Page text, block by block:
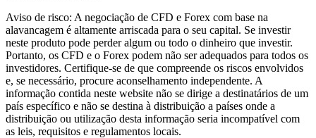
Aviso de risco: A negociação de CFD e Forex com base na
alavancagem é altamente arriscada para o seu capital. Se investir
neste produto pode perder algum ou todo o dinheiro que investir.
Portanto, os CFD e o Forex podem não ser adequados para todos os
investidores. Certifique-se de que compreende os riscos envolvidos
e, se necessário, procure aconselhamento independente. A
informação contida neste website não se dirige a destinatários de um
país específico e não se destina à distribuição a países onde a
distribuição ou utilização desta informação seria incompatível com
as leis, requisitos e regulamentos locais.